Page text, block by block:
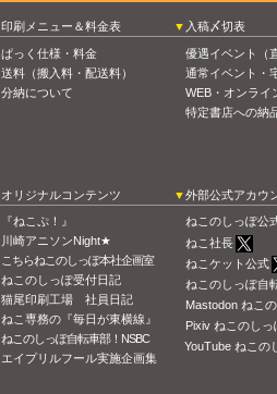
印刷メニュー＆料金表
ぱっく仕様・料金
送料（搬入料・配送料）
分納について
入稿〆切表
優遇イベント（
通常イベント・
WEB・オンライ
特定書店への納
オリジナルコンテンツ
『ねこぷ！』
川崎アニソンNight★
こちらねこのしっぽ本社企画室
ねこのしっぽ受付日記
猫尾印刷工場 社員日記
ねこ専務の『毎日が東横線』
ねこのしっぽ自転車部！NSBC
エイプリルフール実施企画集
外部公式アカウ
ねこのしっぽ公
ねこ社長
ねこケット公式
ねこのしっぽ自
Mastodon ねこ
Pixiv ねこのしっ
YouTube ねこの